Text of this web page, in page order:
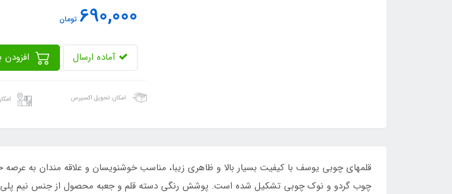
690,000تومان
آماده ارسال
امکان تحویل اکسپرس
قلمهای چوبی یوسف با کیفیت بسیار بالا و ظاهری زیبا، مناسب خوشنویسان و علاقه مندان
چوب گردو و نوک چوبی تشکیل شده است. پوشش رنگی دسته قلم و جعبه محصول از جنس نیم پلی